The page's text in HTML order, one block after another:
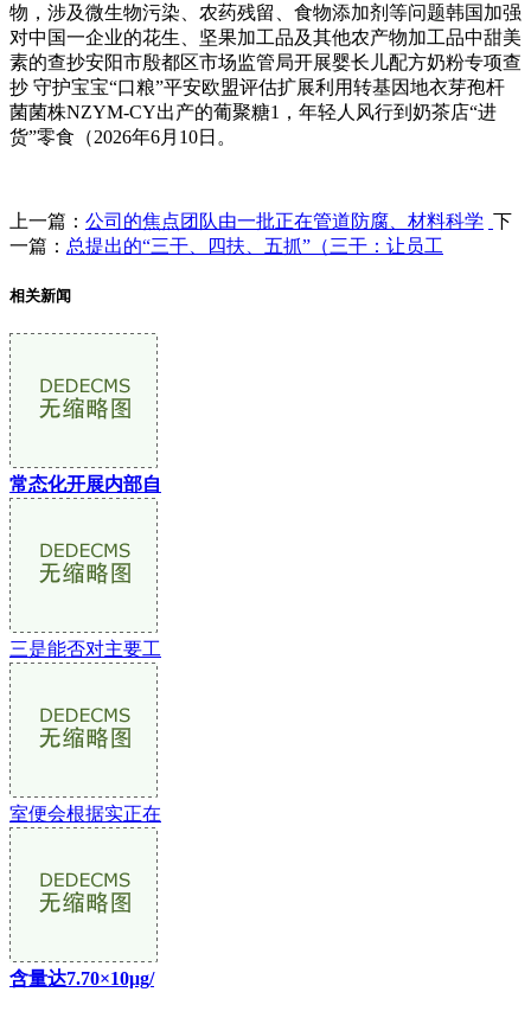
物，涉及微生物污染、农药残留、食物添加剂等问题韩国加强
对中国一企业的花生、坚果加工品及其他农产物加工品中甜美
素的查抄安阳市殷都区市场监管局开展婴长儿配方奶粉专项查
抄 守护宝宝“口粮”平安欧盟评估扩展利用转基因地衣芽孢杆
菌菌株NZYM-CY出产的葡聚糖1，年轻人风行到奶茶店“进
货”零食（2026年6月10日。
上一篇： 公司的焦点团队由一批正在管道防腐、材料科学 下
一篇： 总提出的“三干、四扶、五抓”（三干：让员工
相关新闻
常态化开展内部自
三是能否对主要工
室便会根据实正在
含量达7.70×10μg/